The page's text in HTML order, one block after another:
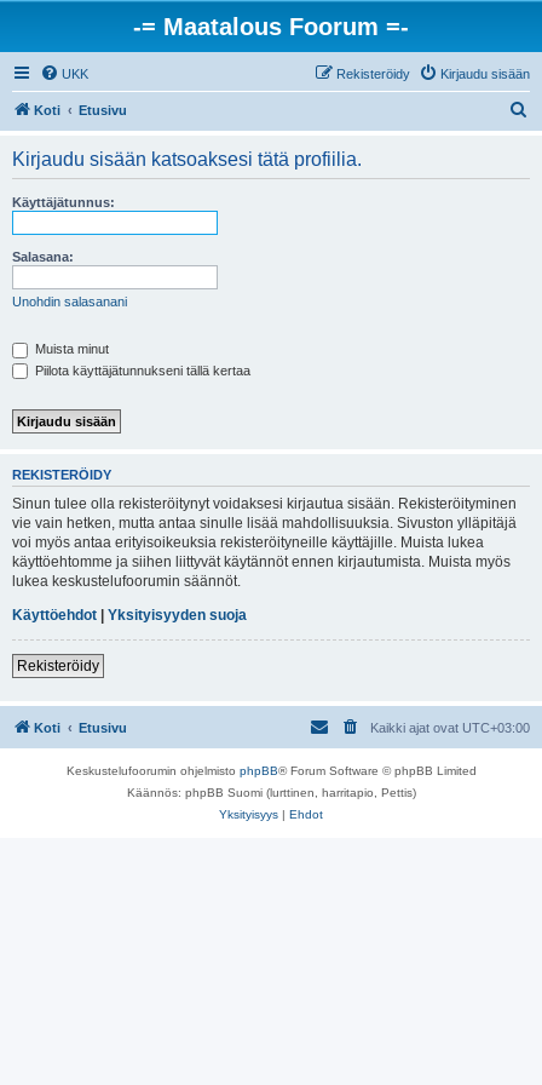
-= Maatalous Foorum =-
UKK Kirjaudu sisään
Rekisteröidy
Koti Etusivu
Kirjaudu sisään katsoaksesi tätä profiilia.
Käyttäjätunnus:
Salasana:
Unohdin salasanani
Muista minut
Piilota käyttäjätunnukseni tällä kertaa
REKISTERÖIDY
Sinun tulee olla rekisteröitynyt voidaksesi kirjautua sisään. Rekisteröityminen
vie vain hetken, mutta antaa sinulle lisää mahdollisuuksia. Sivuston ylläpitäjä
voi myös antaa erityisoikeuksia rekisteröityneille käyttäjille. Muista lukea
käyttöehtomme ja siihen liittyvät käytännöt ennen kirjautumista. Muista myös
lukea keskustelufoorumin säännöt.
Käyttöehdot | Yksityisyyden suoja
Rekisteröidy
Koti Etusivu Kaikki ajat ovat UTC+03:00
Keskustelufoorumin ohjelmisto phpBB® Forum Software © phpBB Limited
Käännös: phpBB Suomi (lurttinen, harritapio, Pettis)
Yksityisyys | Ehdot